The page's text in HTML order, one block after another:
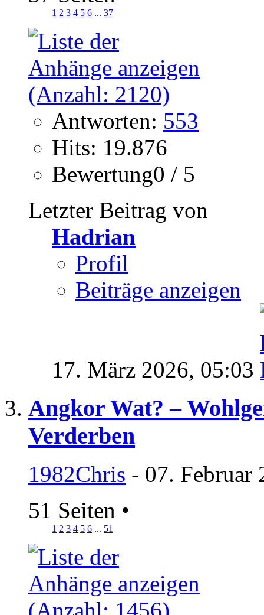
1 2 3 4 5 6 ... 37
Antworten: 553
Hits: 19.876
Bewertung0 / 5
Letzter Beitrag von
Hadrian
Profil
Beiträge anzeigen
17. März 2026, 05:03
Angkor Wat? –
Verderben
1982Chris - 07. Februar
51 Seiten •
1 2 3 4 5 6 ... 51